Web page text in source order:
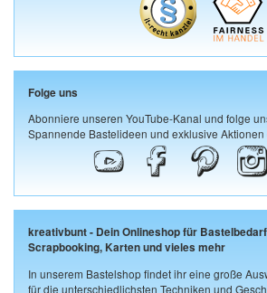
Folge uns
Abonniere unseren YouTube-Kanal und folge
Spannende Bastelideen und exklusive
kreativbunt - Dein Onlineshop für
Scrapbooking, Karten und vieles mehr
In unserem Bastelshop findet ihr eine große
für die unterschiedlichsten Techniken und